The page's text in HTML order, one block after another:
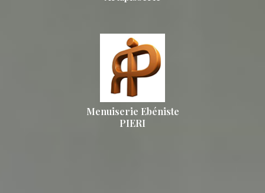
Menuiserie Ebéniste
PIERI